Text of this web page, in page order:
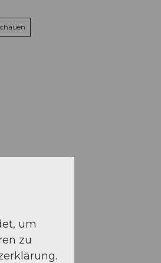
um
zu